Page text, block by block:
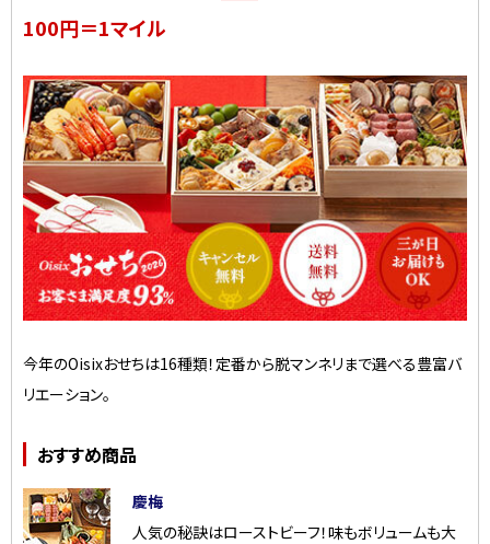
100円＝1マイル
今年のOisixおせちは16種類！定番から脱マンネリまで選べる豊富バ
リエーション。
おすすめ商品
慶梅
人気の秘訣はローストビーフ！味もボリュームも大